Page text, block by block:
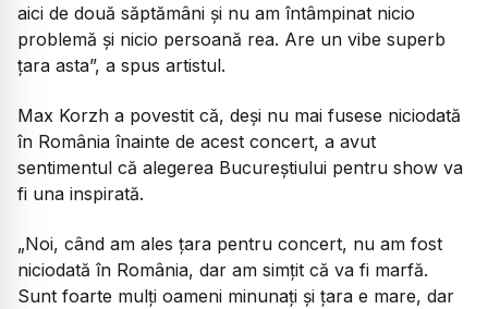
aici de două săptămâni și nu am întâmpinat nicio
problemă și nicio persoană rea. Are un vibe superb
țara asta”, a spus artistul.
Max Korzh a povestit că, deși nu mai fusese niciodată
în România înainte de acest concert, a avut
sentimentul că alegerea Bucureștiului pentru show va
fi una inspirată.
„Noi, când am ales țara pentru concert, nu am fost
niciodată în România, dar am simțit că va fi marfă.
Sunt foarte mulți oameni minunați și țara e mare, dar